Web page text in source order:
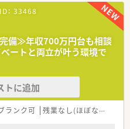
： 33468
完備≫年収700万円台も相談
ートと両立が叶う環境で
トに追加
ランク可 残業なし(ほぼなし含む)